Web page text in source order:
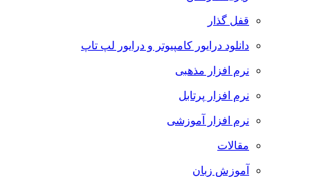
قفل گذار
دانلود درایور کامپیوتر و درایور لپ تاپ
نرم افزار مذهبی
نرم افزار پرتابل
نرم افزار آموزشی
مقالات
آموزش زبان